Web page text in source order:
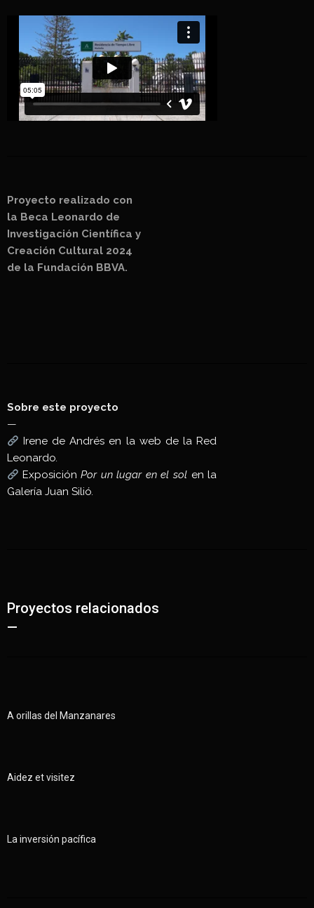
Proyecto realizado con
la Beca Leonardo de
Investigación Científica y
Creación Cultural 2024
de la Fundación BBVA.
Sobre este proyecto
—
Irene de Andrés en la web de la Red
Leonardo.
ExposiciónPor un lugar en el sol en la
Galería Juan Silió.
Proyectos relacionados
—
A orillas del Manzanares
Aidez et visitez
La inversión pacífica